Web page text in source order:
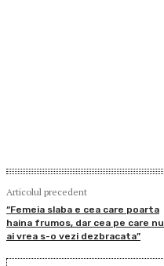
Articolul precedent
“Femeia slaba e cea care poarta
haina frumos, dar cea pe care nu
ai vrea s-o vezi dezbracata”